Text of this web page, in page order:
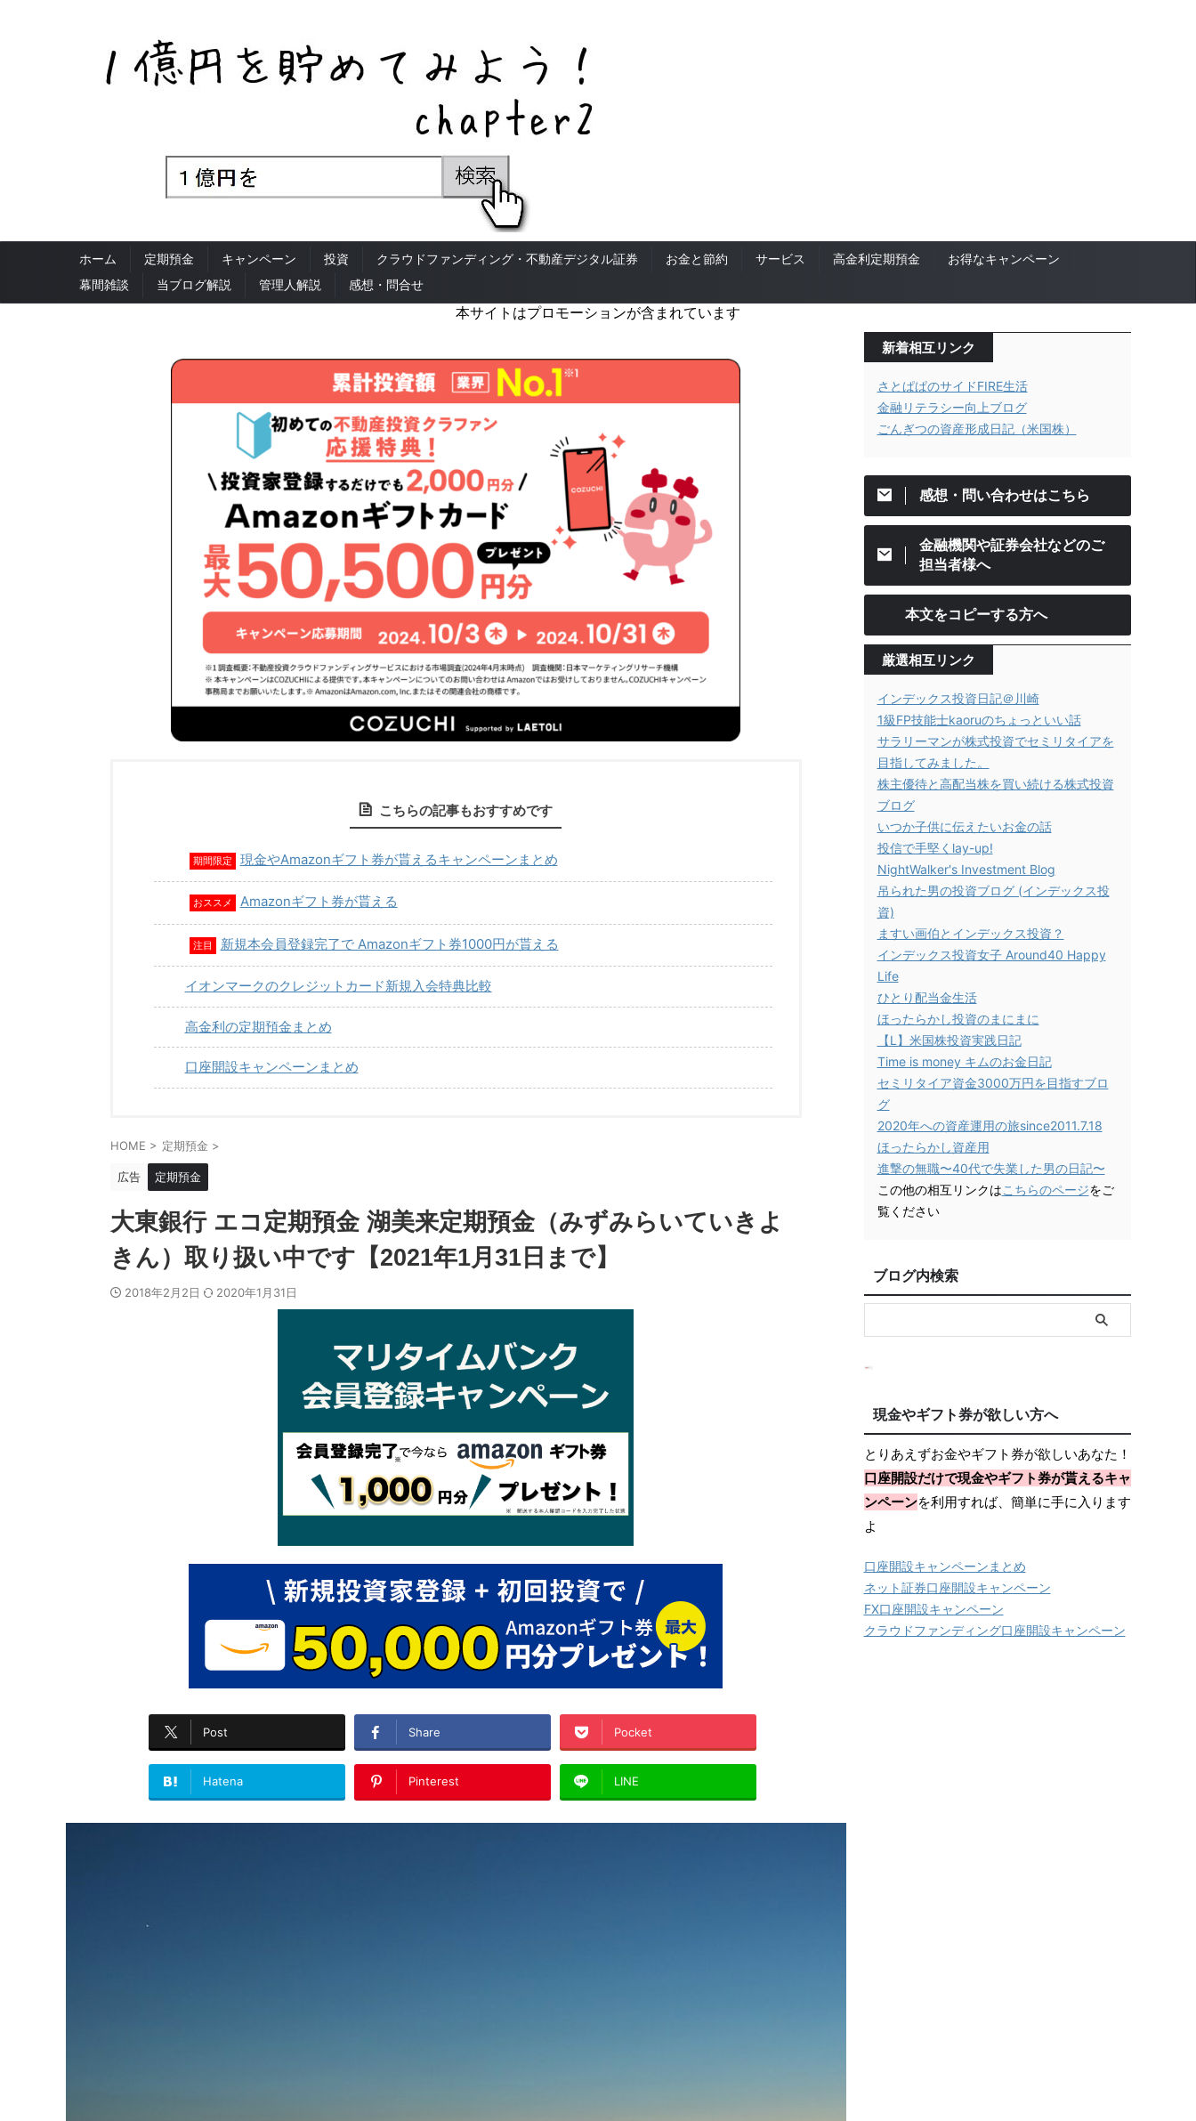
ホーム 定期預金 キャンペーン 投資 クラウドファンディング・不動産デジタル証券 お金と節約 サービス 高金利定期預金
お得なキャンペーン
幕間雑談
当ブログ解説 管理人解説 感想・問合せ
本サイトはプロモーションが含まれています
こちらの記事もおすすめです
期間限定 現金やAmazonギフト券が貰えるキャンペーンまとめ
おススメ Amazonギフト券が貰える
注目 新規本会員登録完了で Amazonギフト券1000円が貰える
イオンマークのクレジットカード新規入会特典比較
高金利の定期預金まとめ
口座開設キャンペーンまとめ
HOME > 定期預金 >
広告 定期預金
大東銀行 エコ定期預金 湖美来定期預金（みずみらいていきよ
きん）取り扱い中です【2021年1月31日まで】
2018年2月2日 2020年1月31日
Post Share Pocket
Hatena Pinterest LINE
新着相互リンク
さとぱぱのサイドFIRE生活
金融リテラシー向上ブログ
ごんぎつの資産形成日記（米国株）
感想・問い合わせはこちら
金融機関や証券会社などのご
担当者様へ
本文をコピーする方へ
厳選相互リンク
インデックス投資日記＠川崎
1級FP技能士kaoruのちょっといい話
サラリーマンが株式投資でセミリタイアを
目指してみました。
株主優待と高配当株を買い続ける株式投資
ブログ
いつか子供に伝えたいお金の話
投信で手堅くlay-up!
NightWalker's Investment Blog
吊られた男の投資ブログ (インデックス投
資)
ますい画伯とインデックス投資？
インデックス投資女子 Around40 Happy
Life
ひとり配当金生活
ほったらかし投資のまにまに
【L】米国株投資実践日記
Time is money キムのお金日記
セミリタイア資金3000万円を目指すブロ
グ
2020年への資産運用の旅since2011.7.18
ほったらかし資産用
進撃の無職〜40代で失業した男の日記〜
この他の相互リンクはこちらのページをご
覧ください
ブログ内検索
現金やギフト券が欲しい方へ
とりあえずお金やギフト券が欲しいあなた！
口座開設だけで現金やギフト券が貰えるキャ
ンペーンを利用すれば、簡単に手に入ります
よ
口座開設キャンペーンまとめ
ネット証券口座開設キャンペーン
FX口座開設キャンペーン
クラウドファンディング口座開設キャンペーン